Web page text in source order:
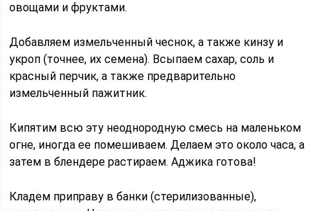
овощами и фруктами.
Добавляем измельченный чеснок, а также кинзу и
укроп (точнее, их семена). Всыпаем сахар, соль и
красный перчик, а также предварительно
измельченный пажитник.
Кипятим всю эту неоднородную смесь на маленьком
огне, иногда ее помешиваем. Делаем это около часа, а
затем в блендере растираем. Аджика готова!
Кладем приправу в банки (стерилизованные),